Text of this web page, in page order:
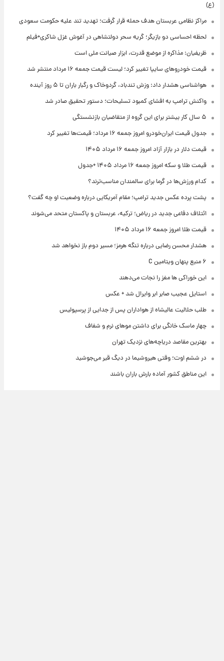
(ع)
مراکز نظامی عربستان هدف حمله قرار گرفت؛ تهدید تند علیه حکومت سعودی
لحظه احساسی دو بازیگر؛ گریه سحر دولتشاهی در آغوش غزل شاکری+فیلم
ظریفیان: مذاکره از موضع قدرت، ابزار صیانت ملی است
قیمت خودروهای سایپا تغییر کرد؛ لیست قیمت جمعه ۱۶ مرداد منتشر شد
هواشناسی هشدار داد: وزش تندباد، گردوخاک و رگبار باران تا ۵ روز آینده
واکنش ترامپ به افشای کمبود تسلیحات؛ دستور تحقیق صادر شد
۵ سال کار بیشتر برای این گروه از متقاضیان بازنشستگی
جدول قیمت ایران‌خودرو امروز جمعه ۱۶ مرداد؛ قیمت‌ها تغییر کرد
قیمت دلار در بازار آزاد امروز جمعه ۱۶ مرداد ۱۴۰۵
قیمت طلا و سکه امروز جمعه ۱۶ مرداد ۱۴۰۵ +جدول
کدام ورزش‌ها در گرما برای سالمندان مناسب‌ترند؟
پشت پرده عکس جدید ترامپ؛ مقام آمریکایی درباره وضعیت او چه گفت؟
ائتلاف دفاعی جدید در ریاض؛ ترکیه، عربستان و پاکستان متحد می‌شوند
قیمت طلا امروز جمعه ۱۶ مرداد ۱۴۰۵
هشدار محسن رضایی درباره تنگه هرمز؛ مسیر دوم باز نخواهد شد
۶ منبع پنهان ویتامین C
این خوراکی ها مغز را نجات می‌دهند
استایل عجیب صابر ابر وایرال شد + عکس
طلب حلالیت عالیشاه از هواداران پس از جدایی از پرسپولیس
چهار ماسک خانگی برای داشتن موهای نرم و شفاف
بهترین مقاصد دریاچه‌های نزدیک تهران
در ششم اوت؛ وقتی هیروشیما در دیگ قیر می‌جوشید
این مناطق کشور آماده بارش باران باشند